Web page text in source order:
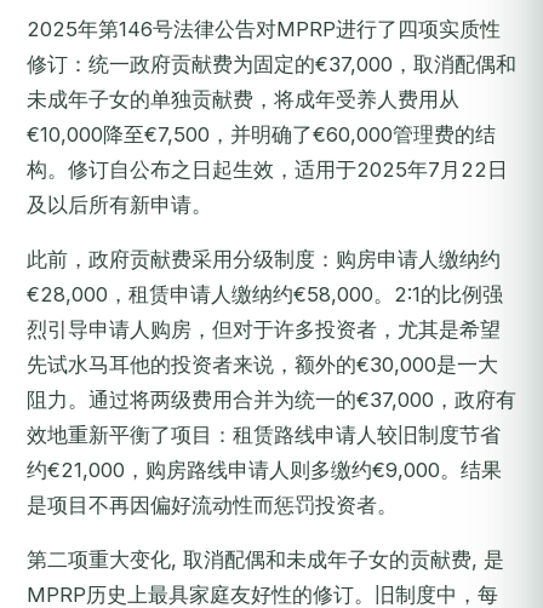
2025年第146号法律公告对MPRP进行了四项实质性
修订：统一政府贡献费为固定的€37,000，取消配偶和
未成年子女的单独贡献费，将成年受养人费用从
€10,000降至€7,500，并明确了€60,000管理费的结
构。修订自公布之日起生效，适用于2025年7月22日
及以后所有新申请。
此前，政府贡献费采用分级制度：购房申请人缴纳约
€28,000，租赁申请人缴纳约€58,000。2:1的比例强
烈引导申请人购房，但对于许多投资者，尤其是希望
先试水马耳他的投资者来说，额外的€30,000是一大
阻力。通过将两级费用合并为统一的€37,000，政府有
效地重新平衡了项目：租赁路线申请人较旧制度节省
约€21,000，购房路线申请人则多缴约€9,000。结果
是项目不再因偏好流动性而惩罚投资者。
第二项重大变化, 取消配偶和未成年子女的贡献费, 是
MPRP历史上最具家庭友好性的修订。旧制度中，每